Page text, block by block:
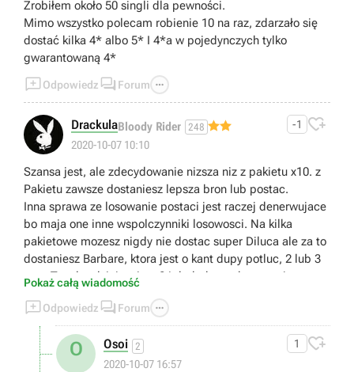
Zrobiłem około 50 singli dla pewności.
Mimo wszystko polecam robienie 10 na raz, zdarzało się
dostać kilka 4* albo 5* I 4*a w pojedynczych tylko
gwarantowaną 4*
Odpowiedz  Forum 
DrackulaBloody Rider 248
2020-10-07 10:10
-1 
Szansa jest, ale zdecydowanie nizsza niz z pakietu x10. z
Pakietu zawsze dostaniesz lepsza bron lub postac.
Inna sprawa ze losowanie postaci jest raczej denerwujace
bo maja one inne wspolczynniki losowosci. Na kilka
pakietowe mozesz nigdy nie dostac super Diluca ale za to
dostaniesz Barbare, ktora jest o kant dupy potluc, 2 lub 3
razy. Tym bardziej ze jest 24 dodatkowych postaci.
Pokaż całą wiadomość
Odpowiedz  Forum 
O Osoi 2
2020-10-07 16:57
1 